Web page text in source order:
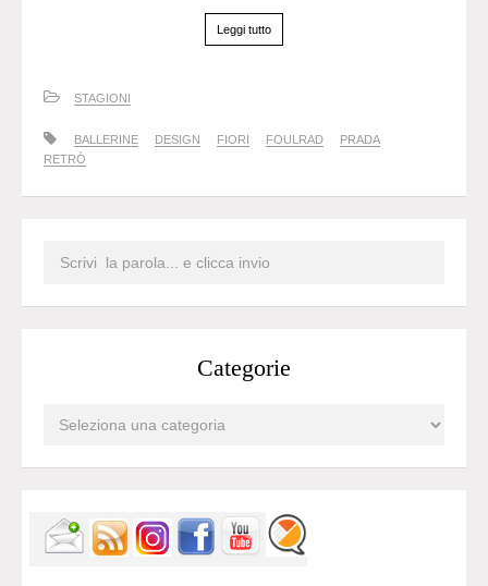
Leggi tutto
STAGIONI
BALLERINE DESIGN FIORI FOULRAD
PRADA
RETRÒ
Categorie